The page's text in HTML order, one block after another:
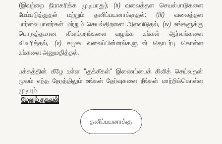
(இவற்றை நிராகரிக்க முடியாது);(ii) வலைத்தள செயல்பாடுகளை
மேம்படுத்துதல் மற்றும் தனிப்பயனாக்குதல்; (iii)வலைத்தள
பார்வையாளர்கள் மற்றும் செயல்திறனை அளவிடுதல்;(iv) உங்களுக்கு
பொருத்தமான விளம்பரங்களை வழங்க உங்கள் ஆர்வங்களை
விவரித்தல்; (v)சமூக வலைப்பின்னல்களுடன் தொடர்பு கொள்ள
உங்களை அனுமதித்தல்.
பக்கத்தின் கீழே உள்ள "குக்கீகள்" இணைப்பைக் கிளிக் செய்வதன்
மூலம் எந்த நேரத்திலும் உங்கள் தேர்வுகளை நீங்கள் மாற்றிக்கொள்ள
முடியும்.
மேலும் தகவல்
தனிப்பயனாக்கு